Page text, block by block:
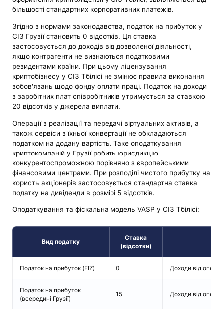
більшості стандартних корпоративних платежів.
Згідно з нормами законодавства, податок на прибуток у
СІЗ Грузії становить 0 відсотків. Ця ставка
застосовується до доходів від дозволеної діяльності,
якщо контрагенти не визнаються податковими
резидентами країни. При цьому ліцензування
криптобізнесу у СІЗ Тбілісі не змінює правила виконання
зобов'язань щодо фонду оплати праці. Податок на доходи
з заробітних плат співробітників утримується за ставкою
20 відсотків у джерела виплати.
Операції з реалізації та передачі віртуальних активів, а
також сервіси з їхньої конвертації не обкладаються
податком на додану вартість. Таке оподаткування
криптокомпаній у Грузії робить юрисдикцію
конкурентоспроможною порівняно з європейськими
фінансовими центрами. При розподілі чистого прибутку на
користь акціонерів застосовується стандартна ставка
податку на дивіденди в розмірі 5 відсотків.
Оподаткування та фіскальна модель VASP у СІЗ Тбілісі:
Вид податку
Ставка
(відсотки)
Податок на прибуток (FIZ) 0 Доходи від
Податок на прибуток
(всередині Грузії)
15 Доходи від